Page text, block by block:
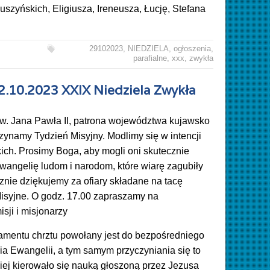
Eligiusza, Ireneusza, Łucję, Stefana
29102023, NIEDZIELA, ogłoszenia,
parafialne, xxx, zwykła
XXIX Niedziela Zwykła
Jana Pawła II, patrona województwa kujawsko
Tydzień Misyjny. Modlimy się w intencji
Prosimy Boga, aby mogli oni skutecznie
ludom i narodom, które wiarę zagubiły
dziękujemy za ofiary składane na tacę
O godz. 17.00 zapraszamy na
i misjonarzy
chrztu powołany jest do bezpośredniego
Ewangelii, a tym samym przyczyniania się to
kierowało się nauką głoszoną przez Jezusa